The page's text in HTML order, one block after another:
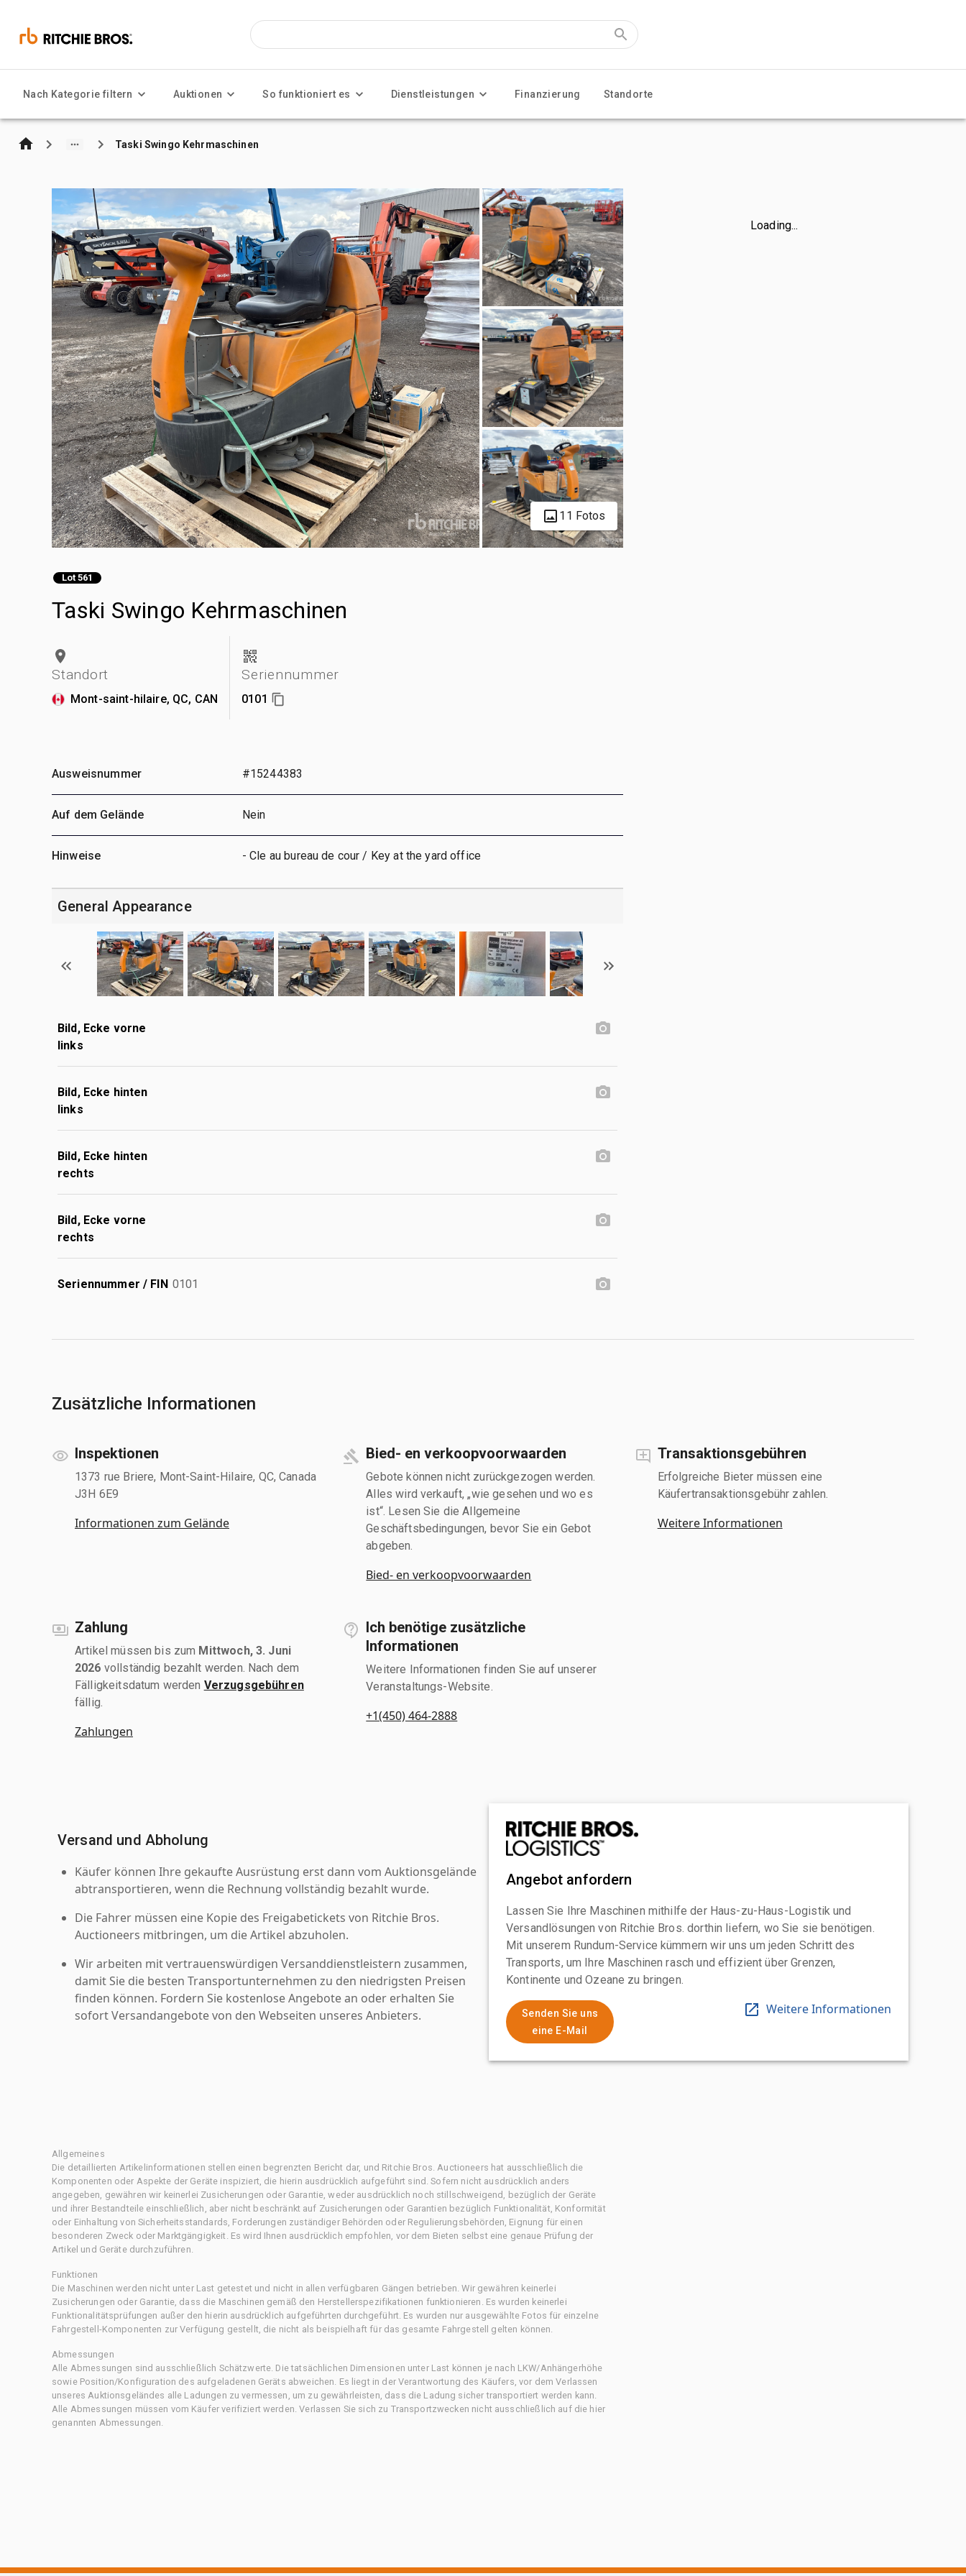
Nach Kategorie filtern Auktionen So funktioniert es Dienstleistungen Finanzierung Standorte
Taski Swingo Kehrmaschinen
11 Fotos
Lot 561
Taski Swingo Kehrmaschinen
Standort
Mont-saint-hilaire, QC, CAN
Seriennummer
0101
Loading...
Ausweisnummer #15244383
Auf dem Gelände Nein
Hinweise - Cle au bureau de cour / Key at the yard office
General Appearance
Bild, Ecke vorne
links
Bild, Ecke hinten
links
Bild, Ecke hinten
rechts
Bild, Ecke vorne
rechts
Seriennummer / FIN 0101
Zusätzliche Informationen
Inspektionen
1373 rue Briere, Mont-Saint-Hilaire, QC, Canada
J3H 6E9
Informationen zum Gelände
Bied- en verkoopvoorwaarden
Gebote können nicht zurückgezogen werden.
Alles wird verkauft, „wie gesehen und wo es
ist“. Lesen Sie die Allgemeine
Geschäftsbedingungen, bevor Sie ein Gebot
abgeben.
Bied- en verkoopvoorwaarden
Transaktionsgebühren
Erfolgreiche Bieter müssen eine
Käufertransaktionsgebühr zahlen.
Weitere Informationen
Zahlung
Artikel müssen bis zum Mittwoch, 3. Juni
2026 vollständig bezahlt werden. Nach dem
Fälligkeitsdatum werden Verzugsgebühren
fällig.
Zahlungen
Ich benötige zusätzliche
Informationen
Weitere Informationen finden Sie auf unserer
Veranstaltungs-Website.
+1(450) 464-2888
Versand und Abholung
Käufer können Ihre gekaufte Ausrüstung erst dann vom Auktionsgelände
abtransportieren, wenn die Rechnung vollständig bezahlt wurde.
Die Fahrer müssen eine Kopie des Freigabetickets von Ritchie Bros.
Auctioneers mitbringen, um die Artikel abzuholen.
Wir arbeiten mit vertrauenswürdigen Versanddienstleistern zusammen,
damit Sie die besten Transportunternehmen zu den niedrigsten Preisen
finden können. Fordern Sie kostenlose Angebote an oder erhalten Sie
sofort Versandangebote von den Webseiten unseres Anbieters.
Angebot anfordern
Lassen Sie Ihre Maschinen mithilfe der Haus-zu-Haus-Logistik und
Versandlösungen von Ritchie Bros. dorthin liefern, wo Sie sie benötigen.
Mit unserem Rundum-Service kümmern wir uns um jeden Schritt des
Transports, um Ihre Maschinen rasch und effizient über Grenzen,
Kontinente und Ozeane zu bringen.
Senden Sie uns
eine E-Mail
Weitere Informationen
Allgemeines
Die detaillierten Artikelinformationen stellen einen begrenzten Bericht dar, und Ritchie Bros. Auctioneers hat ausschließlich die
Komponenten oder Aspekte der Geräte inspiziert, die hierin ausdrücklich aufgeführt sind. Sofern nicht ausdrücklich anders
angegeben, gewähren wir keinerlei Zusicherungen oder Garantie, weder ausdrücklich noch stillschweigend, bezüglich der Geräte
und ihrer Bestandteile einschließlich, aber nicht beschränkt auf Zusicherungen oder Garantien bezüglich Funktionalität, Konformität
oder Einhaltung von Sicherheitsstandards, Forderungen zuständiger Behörden oder Regulierungsbehörden, Eignung für einen
besonderen Zweck oder Marktgängigkeit. Es wird Ihnen ausdrücklich empfohlen, vor dem Bieten selbst eine genaue Prüfung der
Artikel und Geräte durchzuführen.
Funktionen
Die Maschinen werden nicht unter Last getestet und nicht in allen verfügbaren Gängen betrieben. Wir gewähren keinerlei
Zusicherungen oder Garantie, dass die Maschinen gemäß den Herstellerspezifikationen funktionieren. Es wurden keinerlei
Funktionalitätsprüfungen außer den hierin ausdrücklich aufgeführten durchgeführt. Es wurden nur ausgewählte Fotos für einzelne
Fahrgestell-Komponenten zur Verfügung gestellt, die nicht als beispielhaft für das gesamte Fahrgestell gelten können.
Abmessungen
Alle Abmessungen sind ausschließlich Schätzwerte. Die tatsächlichen Dimensionen unter Last können je nach LKW/Anhängerhöhe
sowie Position/Konfiguration des aufgeladenen Geräts abweichen. Es liegt in der Verantwortung des Käufers, vor dem Verlassen
unseres Auktionsgeländes alle Ladungen zu vermessen, um zu gewährleisten, dass die Ladung sicher transportiert werden kann.
Alle Abmessungen müssen vom Käufer verifiziert werden. Verlassen Sie sich zu Transportzwecken nicht ausschließlich auf die hier
genannten Abmessungen.